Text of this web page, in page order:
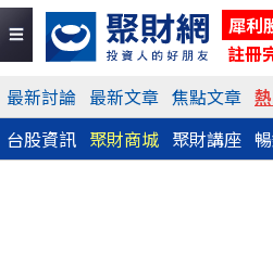
犀利
註冊
最新討論 最新文章 焦點文章
台股資訊 聚財商城 聚財講座